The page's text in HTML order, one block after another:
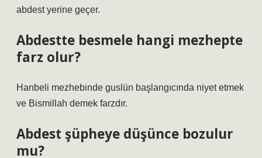
abdest yerine geçer.
Abdestte besmele hangi mezhepte
farz olur?
Hanbeli mezhebinde guslün başlangıcında niyet etmek
ve Bismillah demek farzdır.
Abdest şüpheye düşünce bozulur
mu?